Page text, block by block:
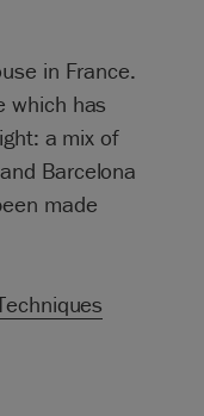
in France.
which has
a mix of
Barcelona
made